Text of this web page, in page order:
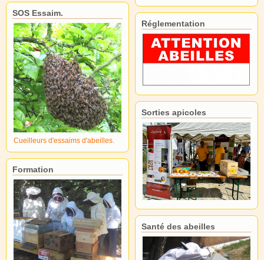
SOS Essaim.
Cueilleurs d'essaims d'abeilles.
Formation
Réglementation
Sorties apicoles
Santé des abeilles